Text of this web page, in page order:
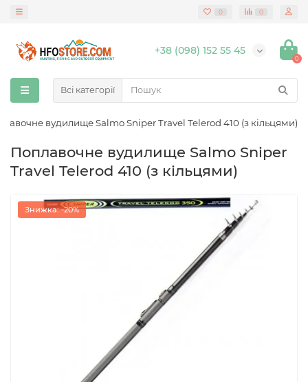
0 0
+38 (098) 152 55 45
0
Всі категорії
вудилище Salmo Sniper Travel Telerod 410 (з кільцями)
Поплавочне вудилище Salmo Sniper
Travel Telerod 410 (з кільцями)
Знижка: -20%